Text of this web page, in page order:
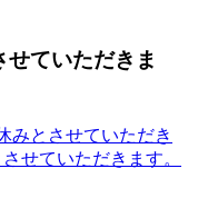
ていただきま
みとさせていただき
せていただきます。